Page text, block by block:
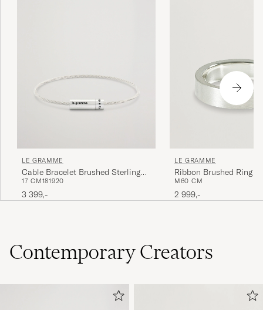
LE GRAMME
Cable Bracelet Brushed Sterling
Silver 7g
17 CM181920
3 399,-
LE GRAMME
Ribbon Brushed Ring
Silver 7g
M60 CM
2 999,-
Contemporary Creators